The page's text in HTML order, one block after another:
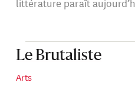
Le Brutaliste
Arts